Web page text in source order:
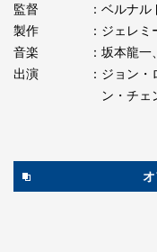
監督
：ベルナ
製作
：ジェレ
音楽
：坂本龍
出演
：ジョン
ン・チェ